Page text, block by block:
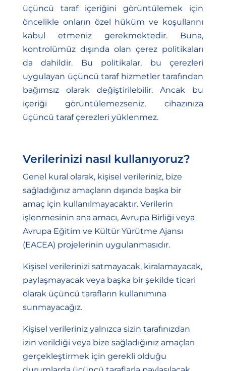
üçüncü taraf içeriğini görüntülemek için
öncelikle onların özel hüküm ve koşullarını
kabul etmeniz gerekmektedir. Buna,
kontrolümüz dışında olan çerez politikaları
da dahildir. Bu politikalar, bu çerezleri
uygulayan üçüncü taraf hizmetler tarafından
bağımsız olarak değiştirilebilir. Ancak bu
içeriği görüntülemezseniz, cihazınıza
üçüncü taraf çerezleri yüklenmez.
Verilerinizi nasıl kullanıyoruz?
Genel kural olarak, kişisel verileriniz, bize
sağladığınız amaçların dışında başka bir
amaç için kullanılmayacaktır. Verilerin
işlenmesinin ana amacı, Avrupa Birliği veya
Avrupa Eğitim ve Kültür Yürütme Ajansı
(EACEA) projelerinin uygulanmasıdır.
Kişisel verilerinizi satmayacak, kiralamayacak,
paylaşmayacak veya başka bir şekilde ticari
olarak üçüncü tarafların kullanımına
sunmayacağız.
Kişisel verileriniz yalnızca sizin tarafınızdan
izin verildiği veya bize sağladığınız amaçları
gerçekleştirmek için gerekli olduğu